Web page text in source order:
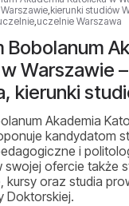
,kierunki studiów
,uczelnie Warszawa
Bobolanum
Warszawie –
kierunki
Akademia
kandydatom
i
swojej ofercie także
kursy oraz studia
Doktorskiej.